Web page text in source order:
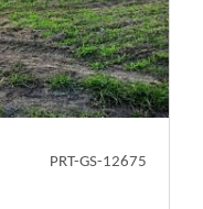
PRT-GS-12675